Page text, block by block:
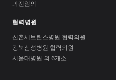
과전임의
협력병원
신촌세브란스병원 협력의원
강북삼성병원 협력의원
서울대병원 외 6개소